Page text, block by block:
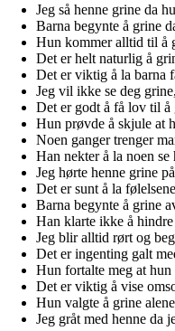
Jeg så henne grine da
Barna begynte å grine
Hun kommer alltid til å
Det er helt naturlig å
Det er viktig å la barna
Jeg vil ikke se deg
Det er godt å få lov til å
Hun prøvde å skjule at
Noen ganger trenger
Han nekter å la noen se
Jeg hørte henne grine
Det er sunt å la
Barna begynte å grine
Han klarte ikke å
Jeg blir alltid rørt og
Det er ingenting galt
Hun fortalte meg at
Det er viktig å vise
Hun valgte å grine
Jeg gråt med henne da